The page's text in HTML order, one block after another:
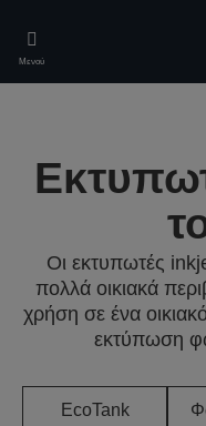
main
content
Μενού
Οι εκτυπωτές
πολλά οικιακά
χρήση σε ένα
εκτύπωση
EcoTank